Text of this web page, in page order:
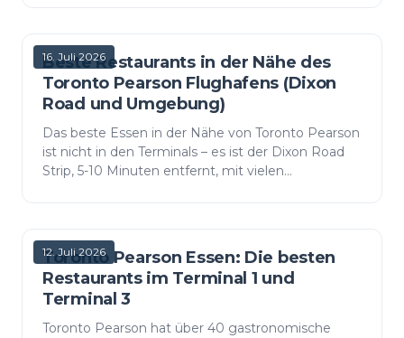
16. Juli 2026
Beste Restaurants in der Nähe des
Toronto Pearson Flughafens (Dixon
Road und Umgebung)
Das beste Essen in der Nähe von Toronto Pearson
ist nicht in den Terminals – es ist der Dixon Road
Strip, 5-10 Minuten entfernt, mit vielen
12. Juli 2026
Toronto Pearson Essen: Die besten
Restaurants im Terminal 1 und
Terminal 3
Toronto Pearson hat über 40 gastronomische